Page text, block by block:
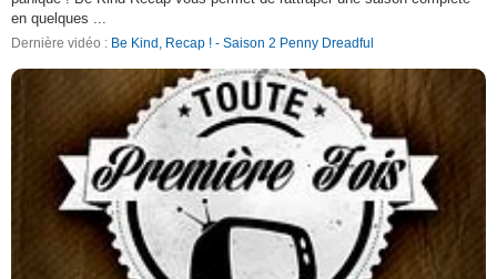
en quelques ...
Dernière vidéo : Be Kind, Recap ! - Saison 2 Penny Dreadful